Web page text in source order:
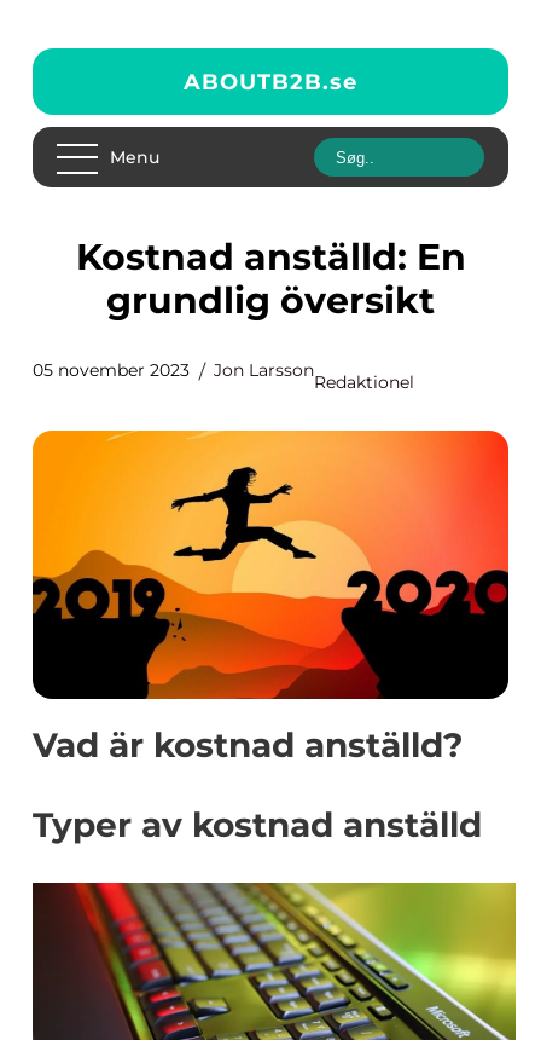
ABOUTB2B.se
Menu
Kostnad anställd: En
grundlig översikt
05 november 2023 Jon Larsson
Redaktionel
Vad är kostnad anställd?
Typer av kostnad anställd